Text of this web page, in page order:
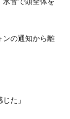
ンの通知から離
た」